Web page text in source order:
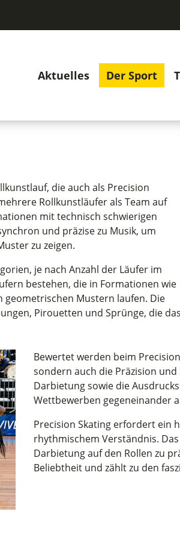
Aktuelles Der Sport
die auch als Precision
Rollkunstläufer als Team auf
mit technisch schwierigen
und präzise zu Musik, um
zu zeigen.
je nach Anzahl der Läufer im
bestehen, die in Formationen wie
geometrischen Mustern laufen. Die
Pirouetten und Sprünge, die das
Bewertet werden beim
sondern auch die Präzision
Darbietung sowie die
Wettbewerben gegeneinander
Precision Skating erfordert ein
rhythmischem Verständnis.
Darbietung auf den Rollen zu
Beliebtheit und zählt zu den